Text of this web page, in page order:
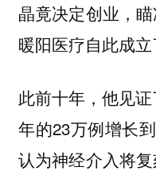
晶竟决定创业，
暖阳医疗自此成立
此前十年，他见
年的23万例增长
认为神经介入将